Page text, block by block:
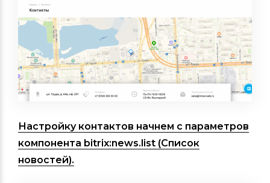
Настройку контактов начнем с параметров
компонента bitrix:news.list (Список
новостей).